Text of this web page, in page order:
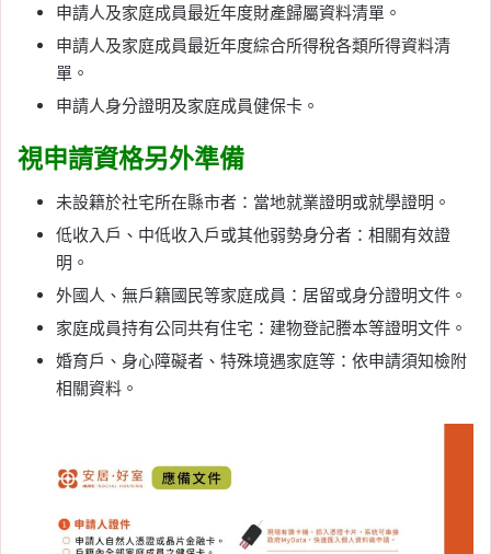
申請人及家庭成員最近年度財產歸屬資料清單。
申請人及家庭成員最近年度綜合所得稅各類所得資料清
單。
申請人身分證明及家庭成員健保卡。
視申請資格另外準備
未設籍於社宅所在縣市者：當地就業證明或就學證明。
低收入戶、中低收入戶或其他弱勢身分者：相關有效證
明。
外國人、無戶籍國民等家庭成員：居留或身分證明文件。
家庭成員持有公同共有住宅：建物登記謄本等證明文件。
婚育戶、身心障礙者、特殊境遇家庭等：依申請須知檢附
相關資料。